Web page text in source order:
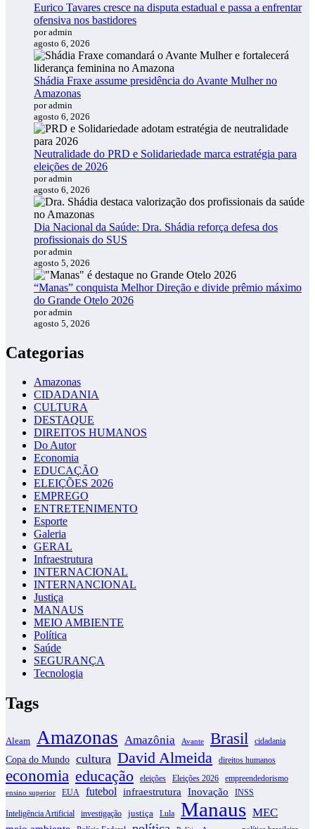
Eurico Tavares cresce na disputa estadual e passa a enfrentar
ofensiva nos bastidores
por admin
agosto 6, 2026
Shádia Fraxe assume presidência do Avante Mulher no
Amazonas
por admin
agosto 6, 2026
Neutralidade do PRD e Solidariedade marca estratégia para
eleições de 2026
por admin
agosto 6, 2026
Dia Nacional da Saúde: Dra. Shádia reforça defesa dos
profissionais do SUS
por admin
agosto 5, 2026
“Manas” conquista Melhor Direção e divide prêmio máximo
do Grande Otelo 2026
por admin
agosto 5, 2026
Categorias
Amazonas
CIDADANIA
CULTURA
DESTAQUE
DIREITOS HUMANOS
Do Autor
Economia
EDUCAÇÃO
ELEIÇÕES 2026
EMPREGO
ENTRETENIMENTO
Esporte
Galeria
GERAL
Infraestrutura
INTERNACIONAL
INTERNANCIONAL
Justiça
MANAUS
MEIO AMBIENTE
Política
Saúde
SEGURANÇA
Tecnologia
Tags
Aleam Amazonas Amazônia Avante Brasil cidadania
Copa do Mundo cultura David Almeida direitos humanos
economia educação eleições Eleições 2026 empreendedorismo
ensino superior EUA futebol infraestrutura Inovação INSS
Inteligência Artificial investigação justiça Lula Manaus MEC